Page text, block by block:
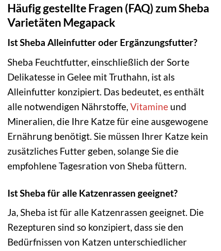
Häufig gestellte Fragen (FAQ) zum Sheba
Varietäten Megapack
Ist Sheba Alleinfutter oder Ergänzungsfutter?
Sheba Feuchtfutter, einschließlich der Sorte
Delikatesse in Gelee mit Truthahn, ist als
Alleinfutter konzipiert. Das bedeutet, es enthält
alle notwendigen Nährstoffe, Vitamine und
Mineralien, die Ihre Katze für eine ausgewogene
Ernährung benötigt. Sie müssen Ihrer Katze kein
zusätzliches Futter geben, solange Sie die
empfohlene Tagesration von Sheba füttern.
Ist Sheba für alle Katzenrassen geeignet?
Ja, Sheba ist für alle Katzenrassen geeignet. Die
Rezepturen sind so konzipiert, dass sie den
Bedürfnissen von Katzen unterschiedlicher